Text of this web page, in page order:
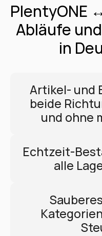
PlentyONE
Abläufe
in
Artikel- und
beide
und ohne
Echtzeit-
alle